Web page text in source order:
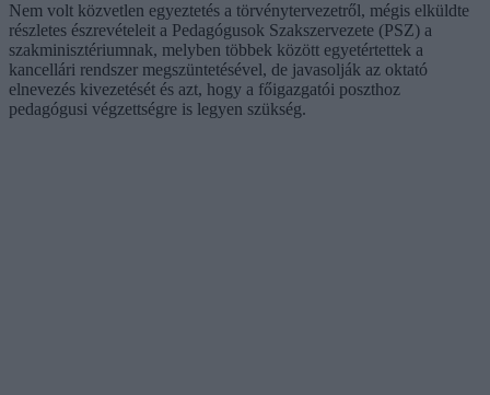
Nem volt közvetlen egyeztetés a törvénytervezetről, mégis elküldte
részletes észrevételeit a Pedagógusok Szakszervezete (PSZ) a
szakminisztériumnak, melyben többek között egyetértettek a
kancellári rendszer megszüntetésével, de javasolják az oktató
elnevezés kivezetését és azt, hogy a főigazgatói poszthoz
pedagógusi végzettségre is legyen szükség.